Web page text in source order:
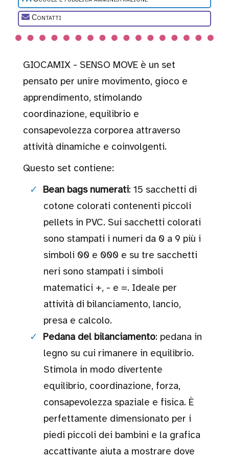
Open ended
Sensoriali
Sonori
visiva
all'aperto
ordinazione
Outlet New!
Gift card
Contatti
GIOCAMIX - SENSO MOVE è un set
pensato per unire movimento, gioco e
apprendimento, stimolando
coordinazione, equilibrio e
consapevolezza corporea attraverso
attività dinamiche e coinvolgenti.
Questo set contiene:
Bean bags numerati: 15 sacchetti di
cotone colorati contenenti piccoli
pellets in PVC. Sui sacchetti colorati
sono stampati i numeri da 0 a 9 più i
simboli 00 e 000 e su tre sacchetti
neri sono stampati i simboli
matematici +, - e =. Ideale per
attività di bilanciamento, lancio,
presa e calcolo.
Pedana del bilanciamento: pedana in
legno su cui rimanere in equilibrio.
Stimola in modo divertente
equilibrio, coordinazione, forza,
consapevolezza spaziale e fisica. È
perfettamente dimensionato per i
piedi piccoli dei bambini e la grafica
accattivante aiuta a mostrare dove